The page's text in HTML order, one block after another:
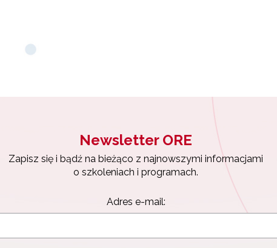
Newsletter ORE
Zapisz się i bądź na bieżąco z najnowszymi informacjami
o szkoleniach i programach.
Adres e-mail: